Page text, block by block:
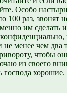
Особо
раз, звонят
им сделать
менее чем два
чтобы
из своего
господа хорошие.